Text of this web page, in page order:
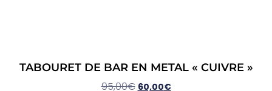
TABOURET DE BAR EN METAL « CUIVRE »
95,00€ 60,00€